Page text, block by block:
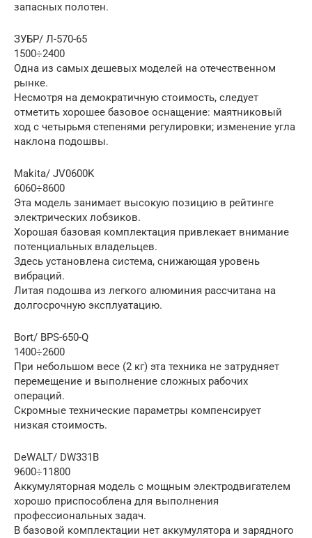
запасных полотен.
ЗУБР/ Л-570-65
1500÷2400
Одна из самых дешевых моделей на отечественном
рынке.
Несмотря на демократичную стоимость, следует
отметить хорошее базовое оснащение: маятниковый
ход с четырьмя степенями регулировки; изменение угла
наклона подошвы.
Makita/ JV0600K
6060÷8600
Эта модель занимает высокую позицию в рейтинге
электрических лобзиков.
Хорошая базовая комплектация привлекает внимание
потенциальных владельцев.
Здесь установлена система, снижающая уровень
вибраций.
Литая подошва из легкого алюминия рассчитана на
долгосрочную эксплуатацию.
Bort/ BPS-650-Q
1400÷2600
При небольшом весе (2 кг) эта техника не затрудняет
перемещение и выполнение сложных рабочих
операций.
Скромные технические параметры компенсирует
низкая стоимость.
DeWALT/ DW331B
9600÷11800
Аккумуляторная модель с мощным электродвигателем
хорошо приспособлена для выполнения
профессиональных задач.
В базовой комплектации нет аккумулятора и зарядного